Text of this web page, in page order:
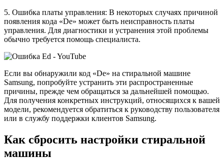
5. Ошибка платы управления: В некоторых случаях причиной
появления кода «De» может быть неисправность платы
управления. Для диагностики и устранения этой проблемы
обычно требуется помощь специалиста.
Если вы обнаружили код «De» на стиральной машине
Samsung, попробуйте устранить эти распространенные
причины, прежде чем обращаться за дальнейшей помощью.
Для получения конкретных инструкций, относящихся к вашей
модели, рекомендуется обратиться к руководству пользователя
или в службу поддержки клиентов Samsung.
Как сбросить настройки стиральной
машины